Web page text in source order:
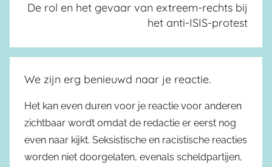
De rol en het gevaar van extreem-rechts bij
het anti-ISIS-protest
We zijn erg benieuwd naar je reactie.
Het kan even duren voor je reactie voor anderen
zichtbaar wordt omdat de redactie er eerst nog
even naar kijkt. Seksistische en racistische reacties
worden niet doorgelaten, evenals scheldpartijen,